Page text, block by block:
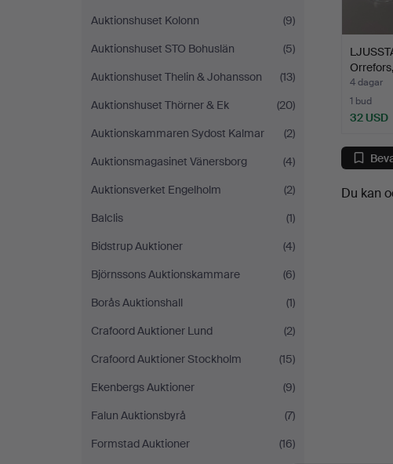
Auktionshuset Kolonn
(9)
Auktionshuset STO Bohuslän
(5)
Auktionshuset Thelin & Johansson
(13)
Auktionshuset Thörner & Ek
(20)
Auktionskammaren Sydost Kalmar
(2)
Auktionsmagasinet Vänersborg
(4)
Auktionsverket Engelholm
(2)
Balclis
(1)
Bidstrup Auktioner
(4)
Björnssons Auktionskammare
(6)
Borås Auktionshall
(1)
Crafoord Auktioner Lund
(2)
Crafoord Auktioner Stockholm
(15)
Ekenbergs Auktioner
(9)
Falun Auktionsbyrå
(7)
Formstad Auktioner
(16)
4 dagar
1 bud
32 USD
Du kan